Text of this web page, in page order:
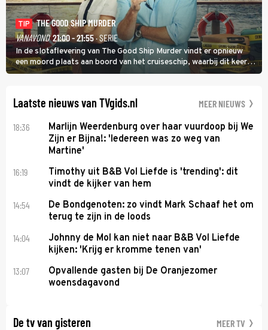
TIP
THE GOOD SHIP MURDER
VANAVOND 21:00 - 21:55· SERIE
In de slotaflevering van The Good Ship Murder vindt er opnieuw
een moord plaats aan boord van het cruiseschip, waarbij dit keer
een bemanningslid het slachtoffer is en kapitein Marlowe de dader
Laatste nieuws van TVgids.nl MEER NIEUWS
18:36
Marlijn Weerdenburg over haar vuurdoop bij We
Zijn er Bijna!: 'Iedereen was zo weg van
Martine'
16:19
Timothy uit B&B Vol Liefde is 'trending': dit
vindt de kijker van hem
14:54
De Bondgenoten: zo vindt Mark Schaaf het om
terug te zijn in de loods
14:04
Johnny de Mol kan niet naar B&B Vol Liefde
kijken: 'Krijg er kromme tenen van'
13:07
Opvallende gasten bij De Oranjezomer
woensdagavond
De tv van gisteren MEER TV